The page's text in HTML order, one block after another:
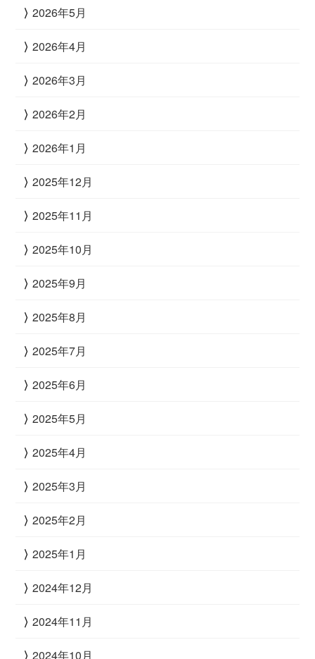
2026年5月
2026年4月
2026年3月
2026年2月
2026年1月
2025年12月
2025年11月
2025年10月
2025年9月
2025年8月
2025年7月
2025年6月
2025年5月
2025年4月
2025年3月
2025年2月
2025年1月
2024年12月
2024年11月
2024年10月